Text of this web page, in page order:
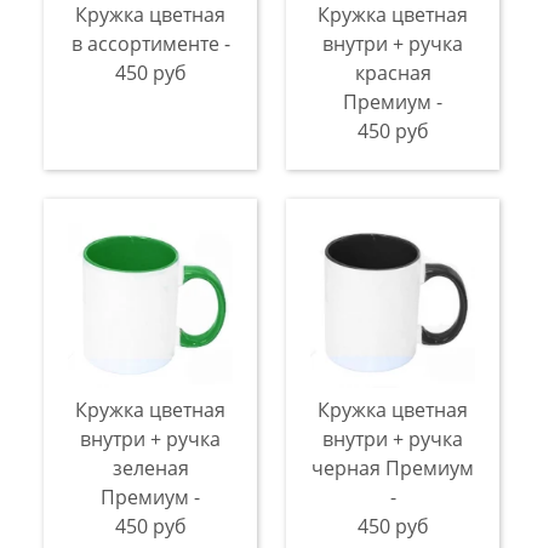
Кружка цветная
в ассортименте -
450 руб
Кружка цветная
внутри + ручка
красная
Премиум -
450 руб
Кружка цветная
внутри + ручка
зеленая
Премиум -
450 руб
Кружка цветная
внутри + ручка
черная Премиум
-
450 руб